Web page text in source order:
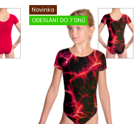
Novinka
ODESLÁNÍ DO 7 DNŮ